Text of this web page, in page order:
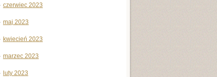
czerwiec 2023
maj 2023
kwiecień 2023
marzec 2023
luty 2023